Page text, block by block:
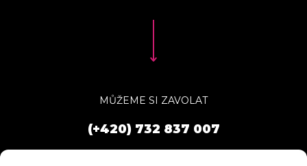
MŮŽEME SI ZAVOLAT
(+420) 732 837 007